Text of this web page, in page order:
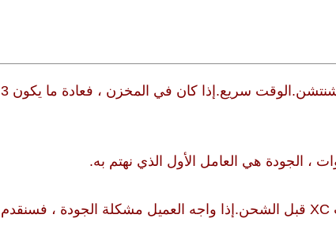
التعاون مع Fedex و TNT و DHL.يتم شحنها مباشرة من شنتشن.الوقت سريع.إذا كان في المخزن ، فعادة ما يكون 3
، الجودة هي العامل الأول الذي نهتم به.
ج: رضا العملاء هو أهم شيء بالنسبة لنا.يتم اختبار جميع المنتجات XC قبل الشحن.إذا واجه العميل مشكلة الجودة ، فسنقدم